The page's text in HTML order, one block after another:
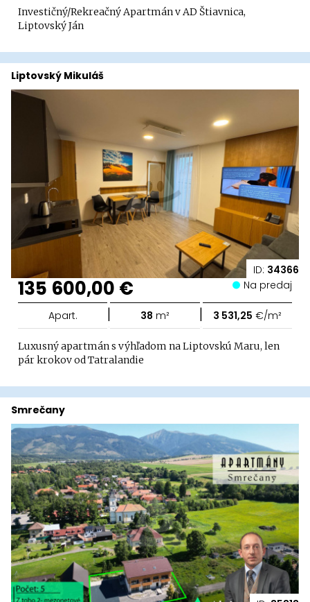
Investičný/Rekreačný Apartmán v AD Štiavnica,
Liptovský Ján
ID: 34366
Liptovský Mikuláš
135 600,00 € Na predaj
Apart. | 38 m² | 3 531,25 €/m²
Luxusný apartmán s výhľadom na Liptovskú Maru, len
pár krokov od Tatralandie
Smrečany